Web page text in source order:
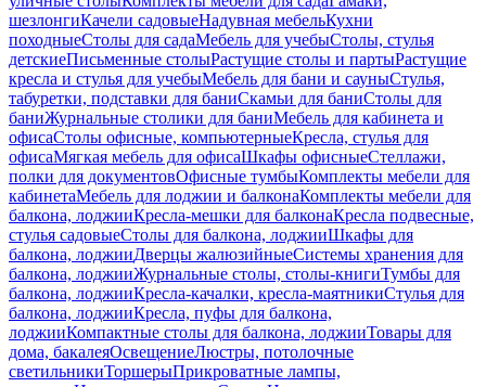
шезлонгиКачели садовыеНадувная мебельКухни
походныеСтолы для садаМебель для учебыСтолы, стулья
детскиеПисьменные столыРастущие столы и партыРастущие
кресла и стулья для учебыМебель для бани и сауныСтулья,
табуретки, подставки для баниСкамьи для баниСтолы для
баниЖурнальные столики для баниМебель для кабинета и
офисаСтолы офисные, компьютерныеКресла, стулья для
офисаМягкая мебель для офисаШкафы офисныеСтеллажи,
полки для документовОфисные тумбыКомплекты мебели для
кабинетаМебель для лоджии и балконаКомплекты мебели для
балкона, лоджииКресла-мешки для балконаКресла подвесные,
стулья садовыеСтолы для балкона, лоджииШкафы для
балкона, лоджииДверцы жалюзийныеСистемы хранения для
балкона, лоджииЖурнальные столы, столы-книгиТумбы для
балкона, лоджииКресла-качалки, кресла-маятникиСтулья для
балкона, лоджииКресла, пуфы для балкона,
лоджииКомпактные столы для балкона, лоджииТовары для
дома, бакалеяОсвещениеЛюстры, потолочные
светильникиТоршерыПрикроватные лампы,